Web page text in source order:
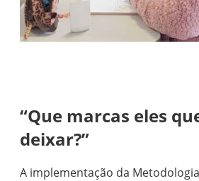
“Que marcas eles
deixar?”
A implementação da